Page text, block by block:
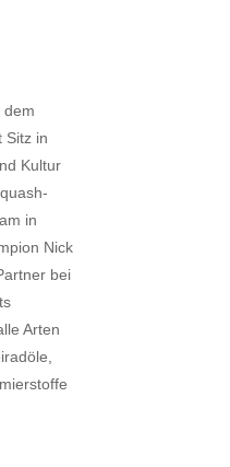
dem
Sitz in
Kultur
in
Nick
bei
Arten